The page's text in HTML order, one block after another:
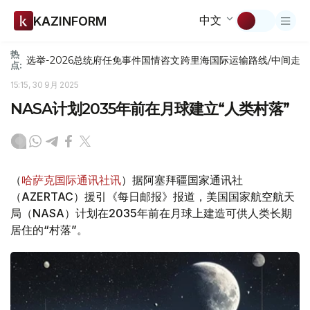
KAZINFORM 中文
热
点: 选举-2026总统府任免事件国情咨文跨里海国际运输路线/中间走廊
15:15, 30 9月 2025
NASA计划2035年前在月球建立“人类村落”
（哈萨克国际通讯社讯）据阿塞拜疆国家通讯社
（AZERTAC）援引《每日邮报》报道，美国国家航空航天
局（NASA）计划在2035年前在月球上建造可供人类长期
居住的“村落”。